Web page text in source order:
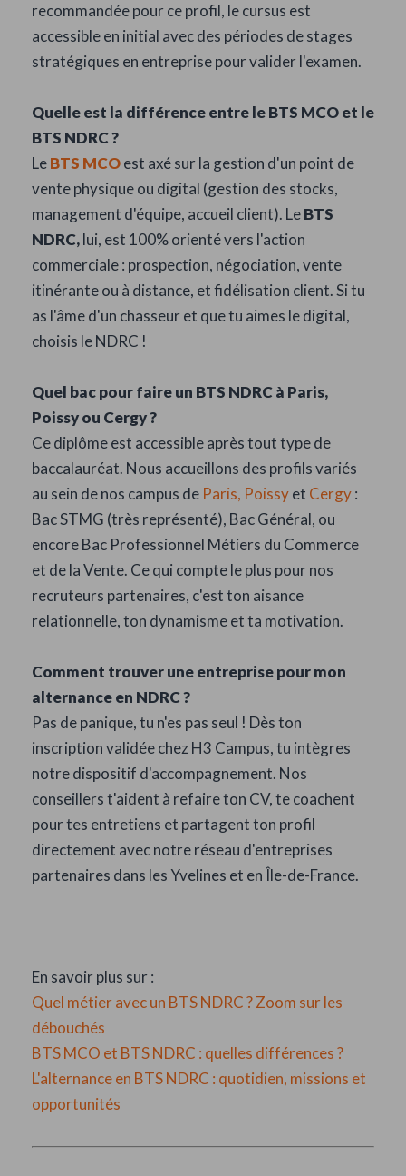
recommandée pour ce profil, le cursus est
accessible en initial avec des périodes de stages
stratégiques en entreprise pour valider l'examen.
Quelle est la différence entre le BTS MCO et le
BTS NDRC ?
LeBTS MCOest axé sur la gestion d'un point de
vente physique ou digital (gestion des stocks,
management d'équipe, accueil client). LeBTS
NDRC,lui, est 100% orienté vers l'action
commerciale : prospection, négociation, vente
itinérante ou à distance, et fidélisation client. Si tu
as l'âme d'un chasseur et que tu aimes le digital,
choisis le NDRC !
Quel bac pour faire un BTS NDRC à Paris,
Poissy ou Cergy ?
Ce diplôme est accessible après tout type de
baccalauréat. Nous accueillons des profils variés
au sein de nos campus de Paris, Poissyet Cergy:
Bac STMG (très représenté), Bac Général, ou
encore Bac Professionnel Métiers du Commerce
et de la Vente. Ce qui compte le plus pour nos
recruteurs partenaires, c'est ton aisance
relationnelle, ton dynamisme et ta motivation.
Comment trouver une entreprise pour mon
alternance en NDRC ?
Pas de panique, tu n'es pas seul ! Dès ton
inscription validée chez H3 Campus, tu intègres
notre dispositif d'accompagnement. Nos
conseillers t'aident à refaire ton CV, te coachent
pour tes entretiens et partagent ton profil
directement avec notre réseau d'entreprises
partenaires dans les Yvelines et en Île-de-France.
En savoir plus sur :
Quel métier avec un BTS NDRC ? Zoom sur les
débouchés
BTS MCO et BTS NDRC : quelles différences ?
L'alternance en BTS NDRC : quotidien, missions et
opportunités